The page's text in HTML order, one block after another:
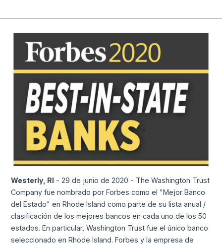
Westerly, RI - 29 de junio de 2020 - The Washington Trust
Company fue nombrado por Forbes como el "Mejor Banco
del Estado" en Rhode Island como parte de su lista anual /
clasificación de los mejores bancos en cada uno de los 50
estados. En particular, Washington Trust fue el único banco
seleccionado en Rhode Island. Forbes y la empresa de